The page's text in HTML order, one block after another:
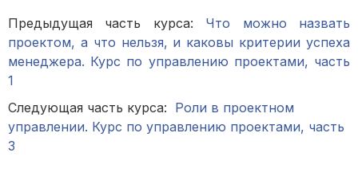
Предыдущая часть курса: Что можно назвать
проектом, а что нельзя, и каковы критерии успеха
менеджера. Курс по управлению проектами, часть
1
Следующая часть курса: Роли в проектном
управлении. Курс по управлению проектами, часть
3